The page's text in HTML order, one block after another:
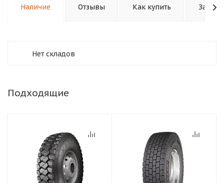
Наличие Отзывы Как купить
Нет складов
Подходящие